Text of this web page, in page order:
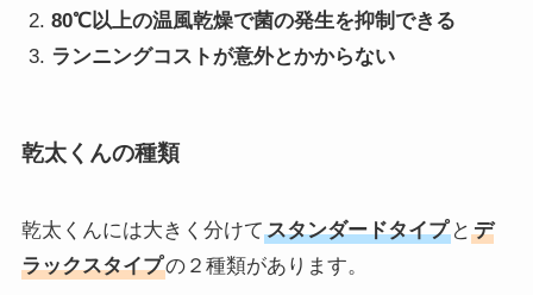
80℃以上の温風乾燥で菌の発生を抑制できる
ランニングコストが意外とかからない
乾太くんの種類
乾太くんには大きく分けて スタンダードタイプと デ
ラックスタイプの２種類があります。